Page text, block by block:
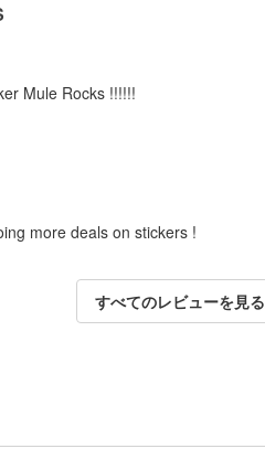
Mule Rocks !!!!!!
more deals on stickers !
すべてのレビューを見る